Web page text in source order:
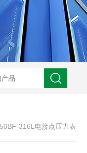
WRNK-231D炉管刀刃热电
316L电接点压力表